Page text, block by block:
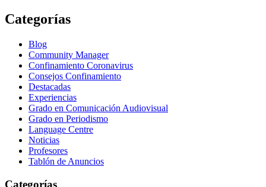
Categorías
Blog
Community Manager
Confinamiento Coronavirus
Consejos Confinamiento
Destacadas
Experiencias
Grado en Comunicación Audiovisual
Grado en Periodismo
Language Centre
Noticias
Profesores
Tablón de Anuncios
Categorías